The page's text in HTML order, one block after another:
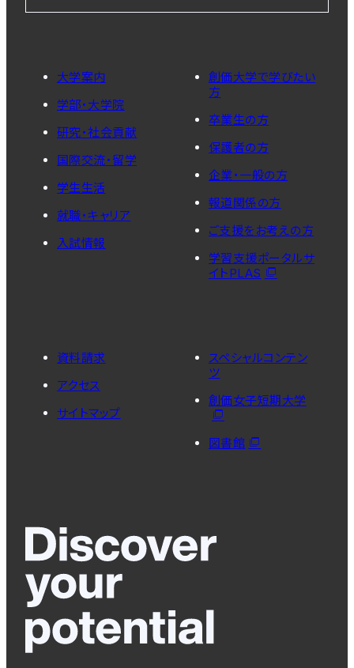
大学案内
学部・大学院
研究・社会貢献
国際交流・留学
学生生活
就職・キャリア
入試情報
創価大学で学びたい
方
卒業生の方
保護者の方
企業・一般の方
報道関係の方
ご支援をお考えの方
学習支援ポータルサ
イトPLAS
資料請求
アクセス
サイトマップ
スペシャルコンテン
ツ
創価女子短期大学
図書館